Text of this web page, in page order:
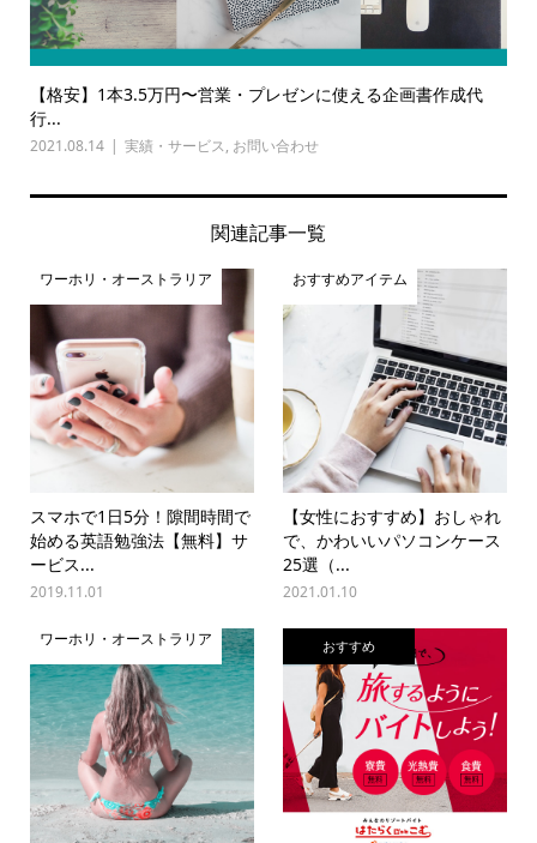
【格安】1本3.5万円〜営業・プレゼンに使える企画書作成代
行...
2021.08.14 実績・サービス, お問い合わせ
関連記事一覧
ワーホリ・オーストラリア
スマホで1日5分！隙間時間で
始める英語勉強法【無料】サ
ービス...
2019.11.01
おすすめアイテム
【女性におすすめ】おしゃれ
で、かわいいパソコンケース
25選（...
2021.01.10
ワーホリ・オーストラリア おすすめ